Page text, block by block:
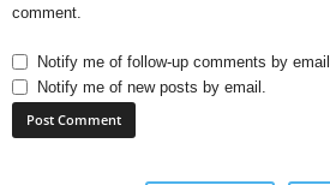
comment.
Notify me of follow-up comments by
Notify me of new posts by email.